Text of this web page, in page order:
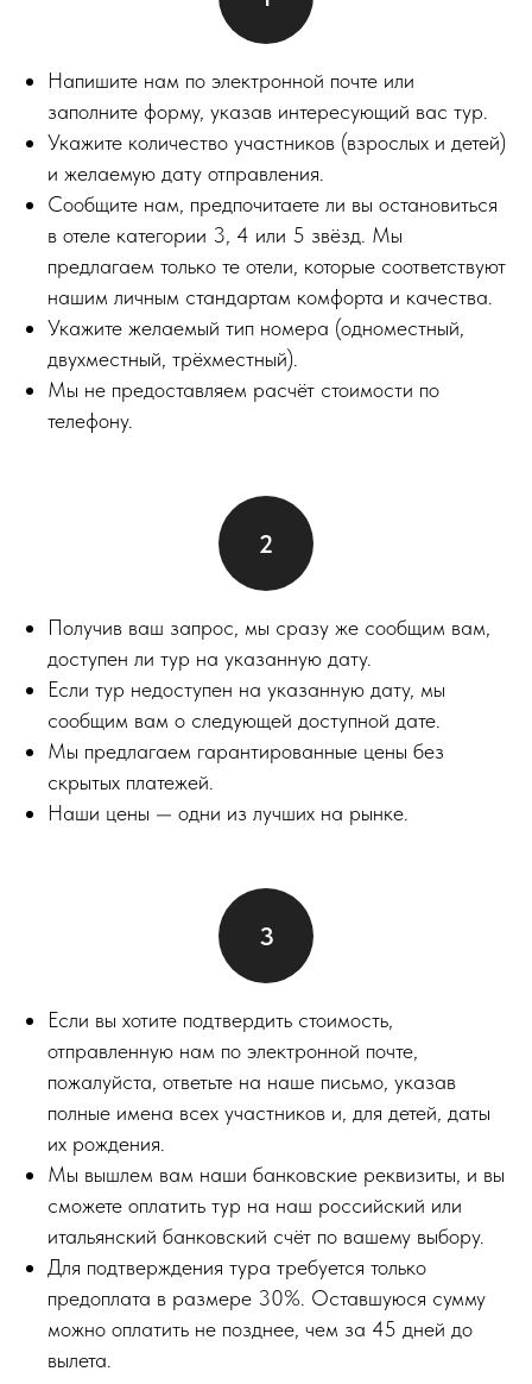
Напишите нам по электронной почте или
заполните форму, указав интересующий вас тур.
Укажите количество участников (взрослых и детей)
и желаемую дату отправления.
Сообщите нам, предпочитаете ли вы остановиться
в отеле категории 3, 4 или 5 звёзд. Мы
предлагаем только те отели, которые соответствуют
нашим личным стандартам комфорта и качества.
Укажите желаемый тип номера (одноместный,
двухместный, трёхместный).
Мы не предоставляем расчёт стоимости по
телефону.
Получив ваш запрос, мы сразу же сообщим вам,
доступен ли тур на указанную дату.
Если тур недоступен на указанную дату, мы
сообщим вам о следующей доступной дате.
Мы предлагаем гарантированные цены без
скрытых платежей.
Наши цены — одни из лучших на рынке.
Если вы хотите подтвердить стоимость,
отправленную нам по электронной почте,
пожалуйста, ответьте на наше письмо, указав
полные имена всех участников и, для детей, даты
их рождения.
Мы вышлем вам наши банковские реквизиты, и вы
сможете оплатить тур на наш российский или
итальянский банковский счёт по вашему выбору.
Для подтверждения тура требуется только
предоплата в размере 30%. Оставшуюся сумму
можно оплатить не позднее, чем за 45 дней до
вылета.